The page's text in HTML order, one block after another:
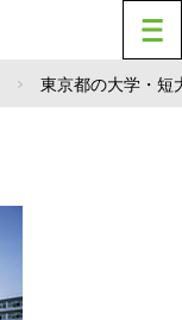
東京都の大学・短